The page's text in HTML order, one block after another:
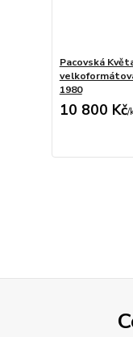
Pacovská
1980
10 800 Kč/